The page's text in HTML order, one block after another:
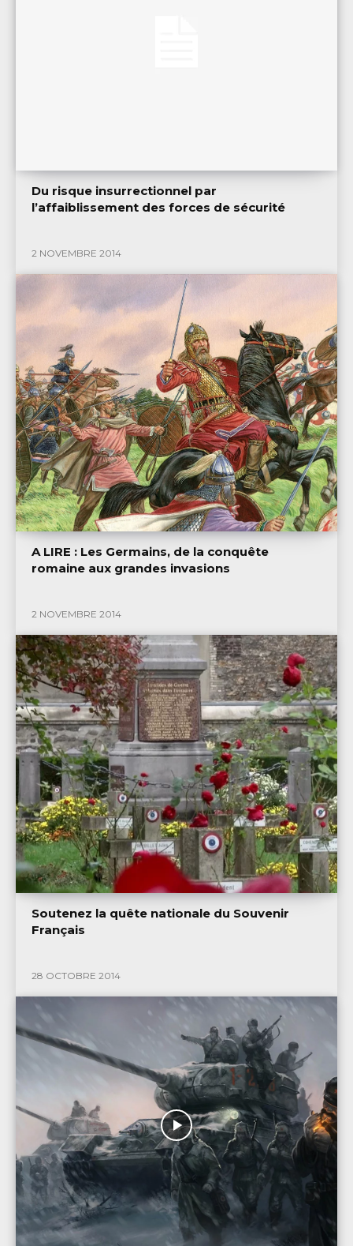
Du risque insurrectionnel par
l’affaiblissement des forces de sécurité
2 NOVEMBRE 2014
A LIRE : Les Germains, de la conquête
romaine aux grandes invasions
2 NOVEMBRE 2014
Soutenez la quête nationale du Souvenir
Français
28 OCTOBRE 2014